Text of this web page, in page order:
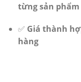
từng sản phẩm
✅ Giá thành
hàng